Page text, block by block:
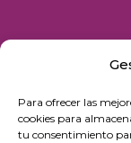
Para ofrecer las
cookies para
tu consentimiento
© 2026 Fundació